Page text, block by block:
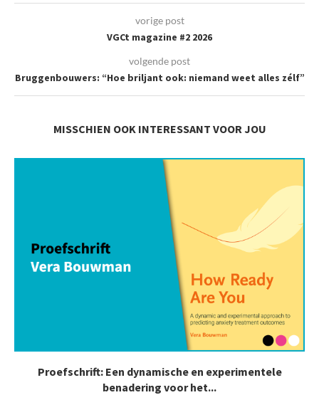
vorige post
VGCt magazine #2 2026
volgende post
Bruggenbouwers: “Hoe briljant ook: niemand weet alles zélf”
MISSCHIEN OOK INTERESSANT VOOR JOU
Proefschrift: Een dynamische en experimentele
benadering voor het...